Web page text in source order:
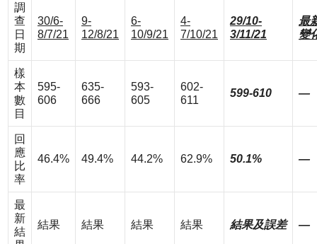
調
查
日
期
30/6-
8/7/21
9-
12/8/21
6-
10/9/21
4-
7/10/21
29/10-
3/11/21
最
變
樣
本
數
目
595-
606
635-
666
593-
605
602-
611
599-610 —
回
應
比
率
46.4% 49.4% 44.2% 62.9% 50.1% —
最
新
結
結果 結果 結果 結果 結果及誤差 —